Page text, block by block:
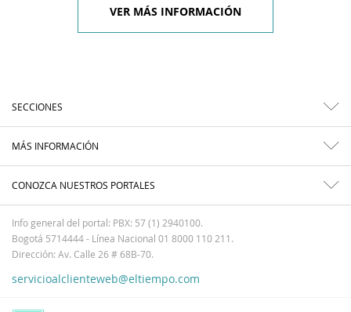
VER MÁS INFORMACIÓN
SECCIONES
MÁS INFORMACIÓN
CONOZCA NUESTROS PORTALES
Info general del portal: PBX: 57 (1) 2940100.
Bogotá 5714444 - Línea Nacional 01 8000 110 211.
Dirección: Av. Calle 26 # 68B-70.
servicioalclienteweb@eltiempo.com